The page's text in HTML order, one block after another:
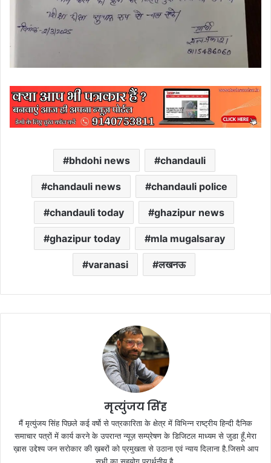
bhdohi news chandauli
chandauli news chandauli police
chandauli today ghazipur news
ghazipur today mla mugalsaray
varanasi लखनऊ
मृत्युंजय सिंह
मैं मृत्युंजय सिंह पिछले कई वर्षो से पत्रकारिता के क्षेत्र में विभिन्न राष्ट्रीय हिन्दी दैनिक
समाचार पत्रों में कार्य करने के उपरान्त न्यूज़ सम्प्रेषण के डिजिटल माध्यम से जुडा हूँ.मेरा
ख़ास उद्देश्य जन सरोकार की ख़बरों को प्रमुखता से उठाना एवं न्याय दिलाना है.जिसमे आप